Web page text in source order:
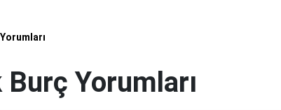
Yorumları